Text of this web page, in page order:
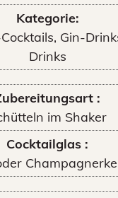
Kategorie:
Gin-
Drinks
:
im Shaker
Cocktailglas :